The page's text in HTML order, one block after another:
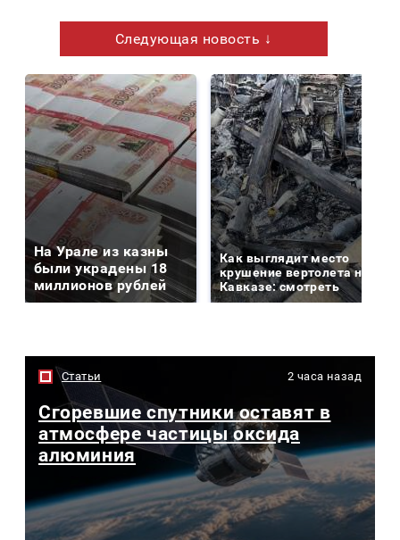
Следующая новость ↓
На Урале из казны
были украдены 18
миллионов рублей
Как выглядит место
крушение вертолета на
Кавказе: смотреть
Статьи 2 часа назад
Сгоревшие спутники оставят в
атмосфере частицы оксида
алюминия